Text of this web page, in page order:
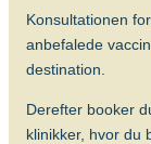
Antal
Der
Alder
Konsultationen
anbefalede
destination.
Derefter booker
klinikker, hvor du